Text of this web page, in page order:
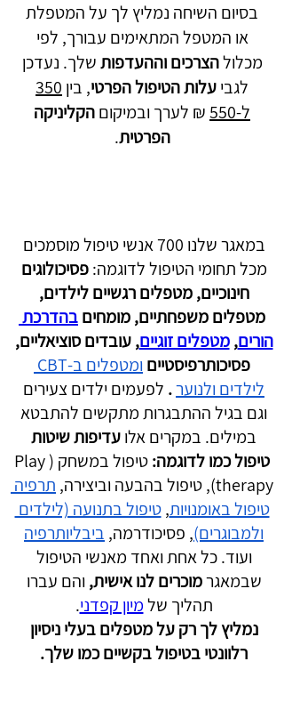
בסיום השיחה נמליץ לך על המטפלת
או המטפל המתאימים עבורך, לפי
מכלולהצרכים וההעדפותשלך. נעדכן
לגביעלות הטיפול הפרטי, בין 350
ל-550
₪ לערך ובמיקוםהקליניקה
הפרטית.
במאגר שלנו 700 אנשי טיפול מוסמכים
מכל תחומי הטיפול לדוגמה: פסיכולוגים
חינוכיים, מטפלים רגשיים לילדים,
מטפלים משפחתיים, מומחים בהדרכת
הורים, מטפלים זוגיים, עובדים סוציאליים,
פסיכותרפיסטיים
לילדים ולנוער . לפעמים ילדים צעירים
וגם בגיל ההתבגרות מתקשים להתבטא
במילים. במקרים אלו עדיפות שיטות
טיפול כמו לדוגמה:
טיפול במשחק (Play
therapy), טיפול בהבעה וביצירה,
תרפיה
טיפול באומנויות, טיפול בתנועה (לילדים
ולמבוגרים), פסיכודרמה, ביבליותרפיה
ועוד. כל אחת ואחד מאנשי הטיפול
שבמאגר מוכרים לנו אישית, והם עברו
תהליך של מיון קפדני.
נמליץ לך רק על מטפלים בעלי ניסיון
רלוונטי בטיפול בקשיים כמו שלך.